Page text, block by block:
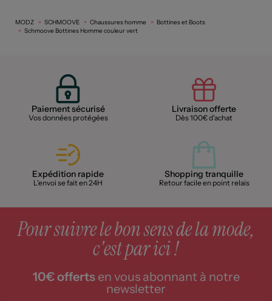
MODZ SCHMOOVE Chaussures homme
Bottines et Boots
Schmoove Bottines Homme couleur vert
Paiement sécurisé
Vos données protégées
Livraison offerte
Dès 100€ d'achat
Expédition rapide
L'envoi se fait en 24H
Shopping tranquille
Retour facile en point relais
Pour suivre le bon sens de la mode,
c'est par ici !
10€ offertsen vous abonnant à notre
newsletter